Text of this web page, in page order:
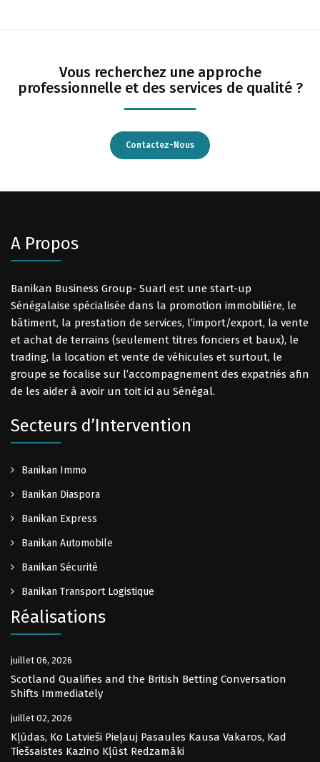
Vous recherchez une approche
professionnelle et des services de qualité ?
Contactez-Nous
A Propos
Banikan Business Group- Suarl est une start-up
Sénégalaise spécialisée dans la promotion immobilière, le
bâtiment, la prestation de services, l’import/export, la vente
et achat de terrains (seulement titres fonciers et baux), le
trading, la location et vente de véhicules et surtout, le
groupe se focalise sur l’accompagnement des expatriés afin
de les aider à avoir un toit ici au Sénégal.
Secteurs d’Intervention
Banikan Immo
Banikan Diaspora
Banikan Express
Banikan Automobile
Banikan Sécurité
Banikan Transport Logistique
Réalisations
juillet 06, 2026
Scotland Qualifies and the British Betting Conversation
Shifts Immediately
juillet 02, 2026
Kļūdas, Ko Latvieši Pieļauj Pasaules Kausa Vakaros, Kad
Tiešsaistes Kazino Kļūst Redzamāki